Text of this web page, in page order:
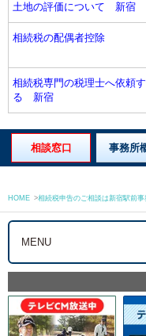
土地の評価について 新宿
相続税の配偶者控除
相続税専門の税理士へ依頼す
る 新宿
相談窓口 事務所
HOME >相続税申告のご相談は新宿駅前事
MENU